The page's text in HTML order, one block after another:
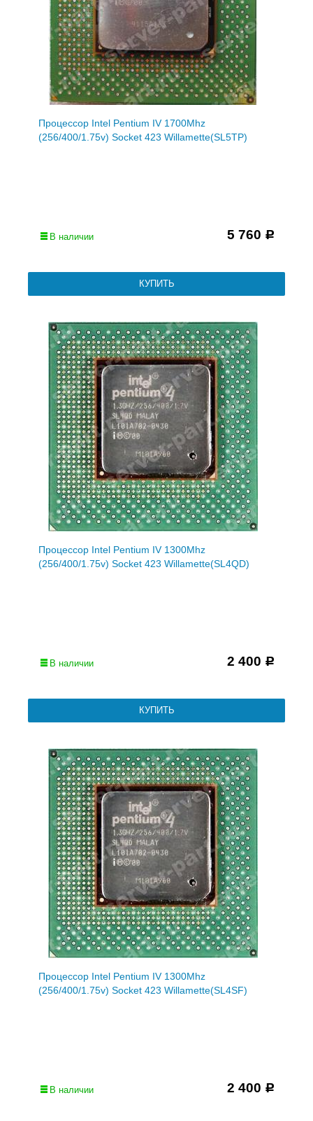
Процессор Intel Pentium IV 1700Mhz
(256/400/1.75v) Socket 423 Willamette(SL5TP)
В наличии 5 760 Р
Процессор Intel Pentium IV 1300Mhz
(256/400/1.75v) Socket 423 Willamette(SL4QD)
В наличии 2 400 Р
Процессор Intel Pentium IV 1300Mhz
(256/400/1.75v) Socket 423 Willamette(SL4SF)
В наличии 2 400 Р